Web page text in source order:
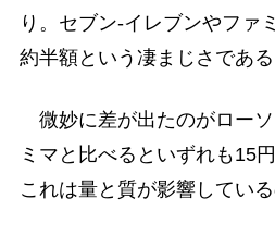
り。セブン-イレブンやファ
約半額という凄まじさである
微妙に差が出たのがロー
ミマと比べるといずれも15
これは量と質が影響している